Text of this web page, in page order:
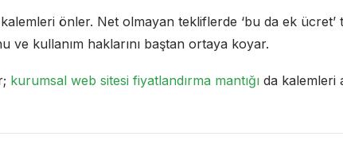
önler. Net olmayan tekliflerde ‘bu da ek ücret’
ve kullanım haklarını baştan ortaya koyar.
kurumsal web sitesi fiyatlandırma mantığıda kalemleri